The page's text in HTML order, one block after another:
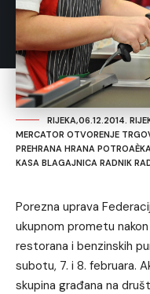
RIJEKA,06.12.2014.
MERCATOR OTVORENJE
PREHRANA HRANA
KASA BLAGAJNICA RADNIK
Porezna uprava
ukupnom prometu
restorana i benzinskih
subotu, 7. i 8. februara.
skupina građana na